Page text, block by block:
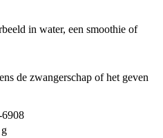
in water, een smoothie of
de zwangerschap of het geven